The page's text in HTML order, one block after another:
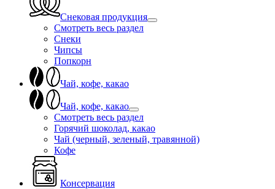
Снековая продукция
Смотреть весь раздел
Снеки
Чипсы
Попкорн
Чай, кофе, какао
Чай, кофе, какао
Смотреть весь раздел
Горячий шоколад, какао
Чай (черный, зеленый, травянной)
Кофе
Консервация